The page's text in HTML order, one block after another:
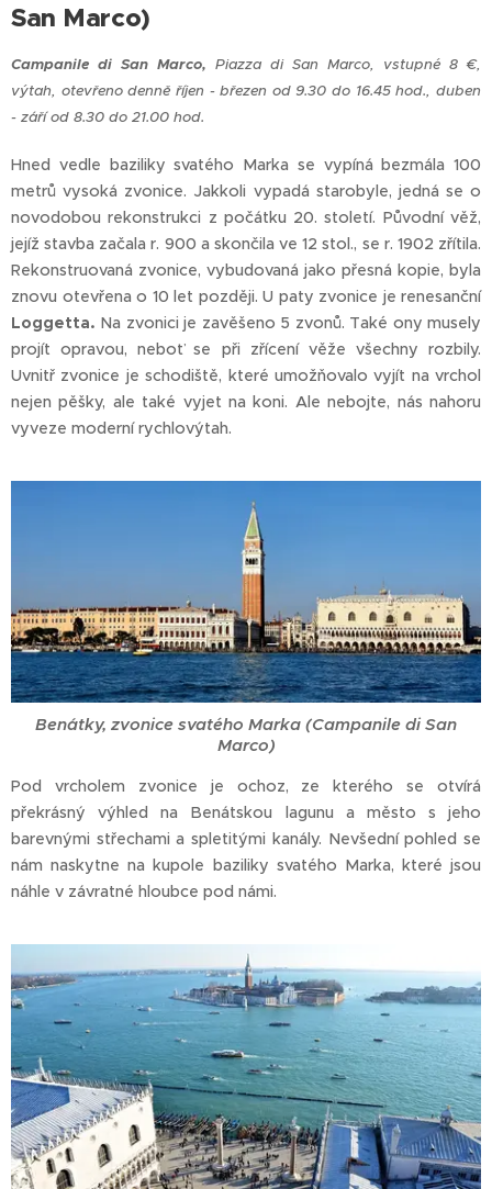
San Marco)
Campanile di San Marco, Piazza di San Marco, vstupné 8 €,
výtah, otevřeno denně říjen - březen od 9.30 do 16.45 hod., duben
- září od 8.30 do 21.00 hod.
Hned vedle baziliky svatého Marka se vypíná bezmála 100
metrů vysoká zvonice. Jakkoli vypadá starobyle, jedná se o
novodobou rekonstrukci z počátku 20. století. Původní věž,
jejíž stavba začala r. 900 a skončila ve 12 stol., se r. 1902 zřítila.
Rekonstruovaná zvonice, vybudovaná jako přesná kopie, byla
znovu otevřena o 10 let později. U paty zvonice je renesanční
Loggetta. Na zvonici je zavěšeno 5 zvonů. Také ony musely
projít opravou, neboť se při zřícení věže všechny rozbily.
Uvnitř zvonice je schodiště, které umožňovalo vyjít na vrchol
nejen pěšky, ale také vyjet na koni. Ale nebojte, nás nahoru
vyveze moderní rychlovýtah.
Benátky, zvonice svatého Marka (Campanile di San
Marco)
Pod vrcholem zvonice je ochoz, ze kterého se otvírá
překrásný výhled na Benátskou lagunu a město s jeho
barevnými střechami a spletitými kanály. Nevšední pohled se
nám naskytne na kupole baziliky svatého Marka, které jsou
náhle v závratné hloubce pod námi.